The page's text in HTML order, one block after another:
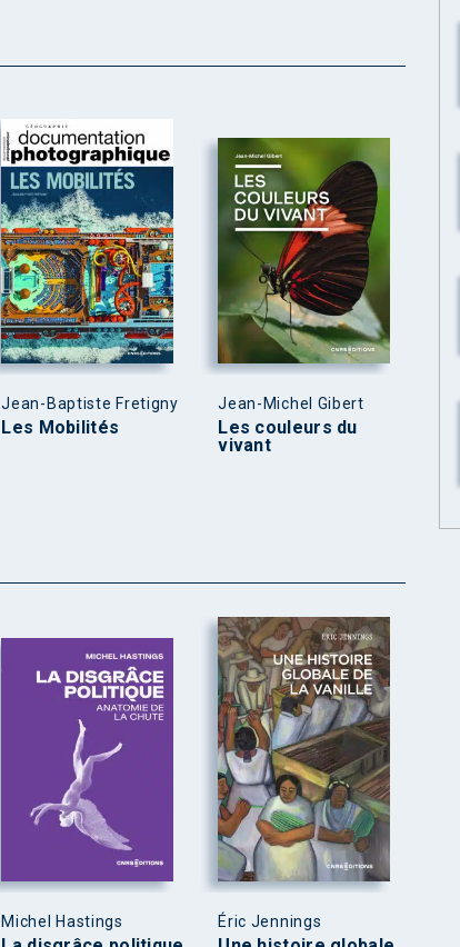
Jean-Baptiste Fretigny
Les Mobilités
Jean-Michel Gibert
Les couleurs du
vivant
Michel Hastings Éric Jennings